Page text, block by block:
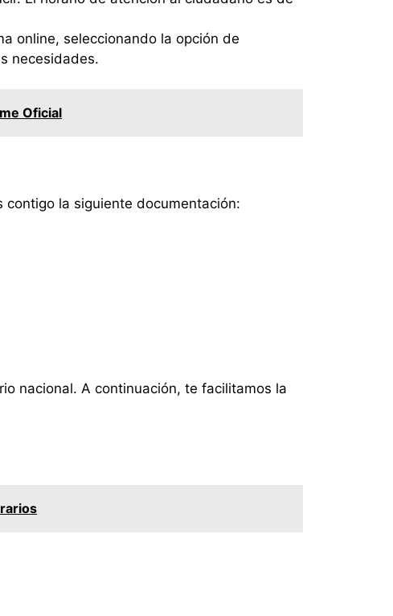
online, seleccionando la opción de
necesidades.
Oficial
la siguiente documentación:
nacional. A continuación, te facilitamos la